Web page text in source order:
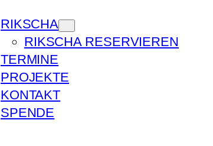
RIKSCHA
RIKSCHA RESERVIEREN
TERMINE
PROJEKTE
KONTAKT
SPENDE